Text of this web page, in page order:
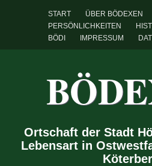
START ÜBER BÖDEXEN
PERSÖNLICHKEITEN
BÖDI
IMPRESSUM
Ortschaft der Stadt
Lebensart in